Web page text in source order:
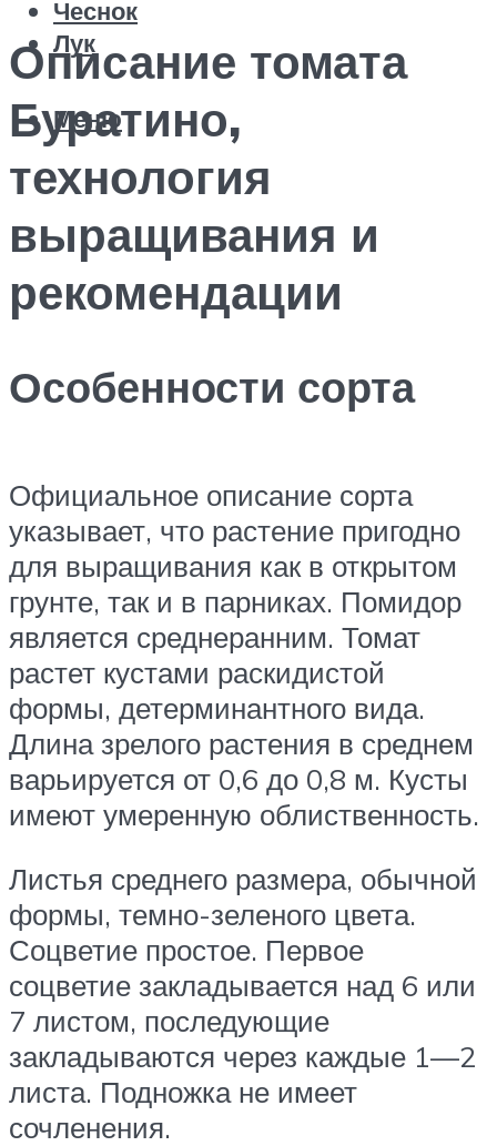
Чеснок
Лук
Меню
Описание томата
Буратино,
технология
выращивания и
рекомендации
Особенности сорта
Официальное описание сорта
указывает, что растение пригодно
для выращивания как в открытом
грунте, так и в парниках. Помидор
является среднеранним. Томат
растет кустами раскидистой
формы, детерминантного вида.
Длина зрелого растения в среднем
варьируется от 0,6 до 0,8 м. Кусты
имеют умеренную облиственность.
Листья среднего размера, обычной
формы, темно-зеленого цвета.
Соцветие простое. Первое
соцветие закладывается над 6 или
7 листом, последующие
закладываются через каждые 1—2
листа. Подножка не имеет
сочленения.